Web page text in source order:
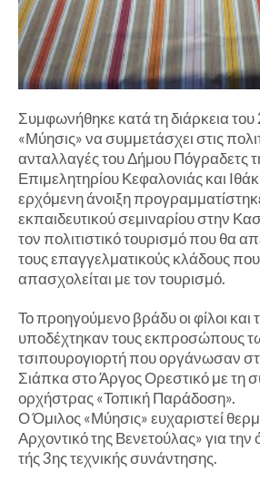
Συμφωνήθηκε κατά τη διάρκεια
«Μύησις» να συμμετάσχει στις
ανταλλαγές του Δήμου Πόγραδετς
Επιμελητηρίου Κεφαλονιάς και
ερχόμενη άνοιξη
εκπαιδευτικού σεμιναρίου στην
τον πολιτιστικό τουρισμό που θα
τους επαγγελματικούς κλάδους
απασχολείται με τον τουρισμό.
Το προηγούμενο βράδυ οι φίλοι και
υποδέχτηκαν τους εκπροσώπους
τσιπουρογιορτή που οργάνωσαν
Σιάπκα στο Άργος Ορεστικό με τη
ορχήστρας «Τοπική Παράδοση».
Ο Όμιλος «Μύησις» ευχαριστεί
Αρχοντικό της Βενετούλας» για την
τής 3ης τεχνικής συνάντησης.